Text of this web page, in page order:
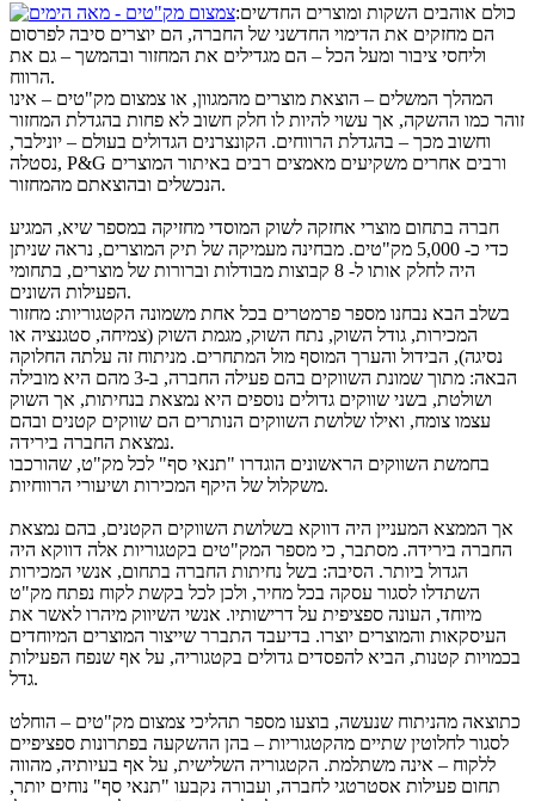
כולם אוהבים השקות ומוצרים החדשים:
הם מחזקים את הדימוי החדשני של החברה, הם יוצרים סיבה לפרסום
וליחסי ציבור ומעל הכל – הם מגדילים את המחזור ובהמשך – גם את
הרווח.
המהלך המשלים – הוצאת מוצרים מהמגוון, או צמצום מק"טים – אינו
זוהר כמו ההשקה, אך עשוי להיות לו חלק חשוב לא פחות בהגדלת המחזור
וחשוב מכך – בהגדלת הרווחים. הקונצרנים הגדולים בעולם – יונילבר,
נסטלה, P&G ורבים אחרים משקיעים מאמצים רבים באיתור המוצרים
הנכשלים ובהוצאתם מהמחזור.
חברה בתחום מוצרי אחזקה לשוק המוסדי מחזיקה במספר שיא, המגיע
כדי כ- 5,000 מק"טים. מבחינה מעמיקה של תיק המוצרים, נראה שניתן
היה לחלק אותו ל- 8 קבוצות מבודלות וברורות של מוצרים, בתחומי
הפעילות השונים.
בשלב הבא נבחנו מספר פרמטרים בכל אחת משמונה הקטגוריות: מחזור
המכירות, גודל השוק, נתח השוק, מגמת השוק (צמיחה, סטגנציה או
נסיגה), הבידול והערך המוסף מול המתחרים. מניתוח זה עלתה החלוקה
הבאה: מתוך שמונת השווקים בהם פעילה החברה, ב-3 מהם היא מובילה
ושולטת, בשני שווקים גדולים נוספים היא נמצאת בנחיתות, אך השוק
עצמו צומח, ואילו שלושת השווקים הנותרים הם שווקים קטנים ובהם
נמצאת החברה בירידה.
בחמשת השווקים הראשונים הוגדרו "תנאי סף" לכל מק"ט, שהורכבו
משקלול של היקף המכירות ושיעורי הרווחיות.
אך הממצא המעניין היה דווקא בשלושת השווקים הקטנים, בהם נמצאת
החברה בירידה. מסתבר, כי מספר המק"טים בקטגוריות אלה דווקא היה
הגדול ביותר. הסיבה: בשל נחיתות החברה בתחום, אנשי המכירות
השתדלו לסגור עסקה בכל מחיר, ולכן לכל בקשת לקוח נפתח מק"ט
מיוחד, העונה ספציפית על דרישותיו. אנשי השיווק מיהרו לאשר את
העיסקאות והמוצרים יוצרו. בדיעבד התברר שייצור המוצרים המיוחדים
בכמויות קטנות, הביא להפסדים גדולים בקטגוריה, על אף שנפח הפעילות
גדל.
כתוצאה מהניתוח שנעשה, בוצעו מספר תהליכי צמצום מק"טים – הוחלט
לסגור לחלוטין שתיים מהקטגוריות – בהן ההשקעה בפתרונות ספציפיים
ללקוח – אינה משתלמת. הקטגוריה השלישית, על אף בעיותיה, מהווה
תחום פעילות אסטרטגי לחברה, ועבורה נקבעו "תנאי סף" נוחים יותר,